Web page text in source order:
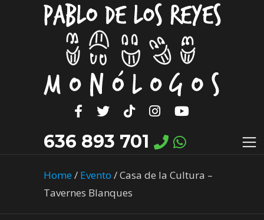
636 893 701
Home/ Evento /Casa de la Cultura –
Tavernes Blanques